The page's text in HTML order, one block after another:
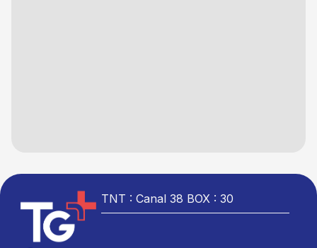
TNT : Canal 38 BOX : 30